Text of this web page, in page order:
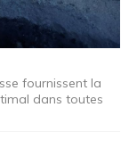
fournissent la
dans toutes